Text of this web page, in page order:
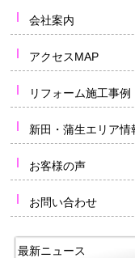
会社案内
アクセスMAP
リフォーム施工事例
新田・蒲生エリア情
お客様の声
お問い合わせ
最新ニュース